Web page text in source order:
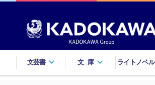
文芸書 文庫 ライトノベル